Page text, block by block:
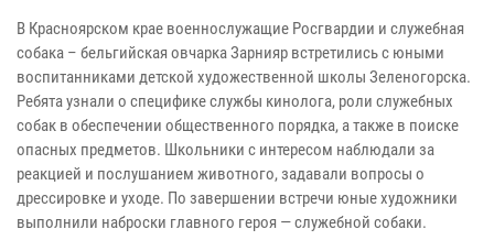
В Красноярском крае военнослужащие Росгвардии и служебная
собака – бельгийская овчарка Зарнияр встретились с юными
воспитанниками детской художественной школы Зеленогорска.
Ребята узнали о специфике службы кинолога, роли служебных
собак в обеспечении общественного порядка, а также в поиске
опасных предметов. Школьники с интересом наблюдали за
реакцией и послушанием животного, задавали вопросы о
дрессировке и уходе. По завершении встречи юные художники
выполнили наброски главного героя — служебной собаки.